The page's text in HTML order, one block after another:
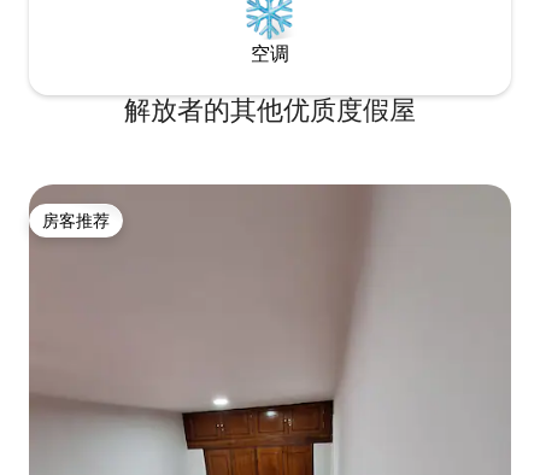
空调
解放者的其他优质度假屋
房客推荐
房客推荐